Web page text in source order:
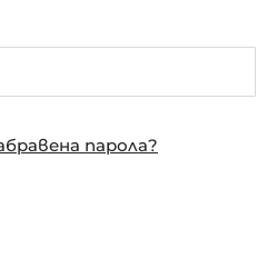
парола